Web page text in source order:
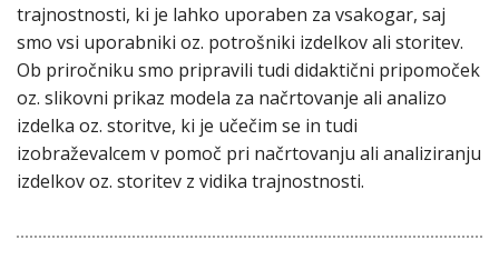
trajnostnosti, ki je lahko uporaben za vsakogar, saj
smo vsi uporabniki oz. potrošniki izdelkov ali storitev.
Ob priročniku smo pripravili tudi didaktični pripomoček
oz. slikovni prikaz modela za načrtovanje ali analizo
izdelka oz. storitve, ki je učečim se in tudi
izobraževalcem v pomoč pri načrtovanju ali analiziranju
izdelkov oz. storitev z vidika trajnostnosti.